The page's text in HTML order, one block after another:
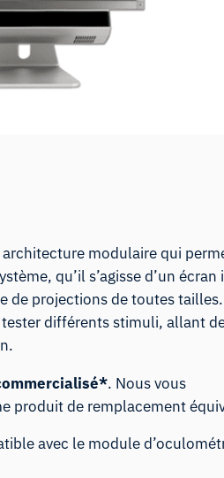
architecture modulaire qui
qu’il s’agisse d’un écran
de projections de toutes
différents stimuli, allant
. Nous vous
produit de remplacement
avec le module